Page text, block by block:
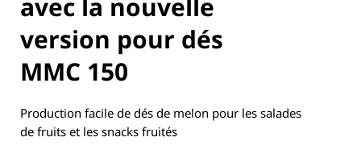
avec la nouvelle
version pour dés
MMC 150
Production facile de dés de melon pour les salades
de fruits et les snacks fruités